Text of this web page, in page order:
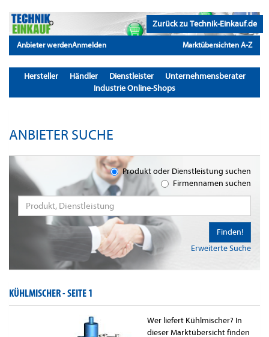
Zurück zu Technik-Einkauf.de
Anbieter werdenAnmelden Marktübersichten A-Z
Hersteller Händler Dienstleister
Unternehmensberater
Industrie Online-Shops
ANBIETER SUCHE
Produkt oder Dienstleistung suchen
Firmennamen suchen
Erweiterte Suche
Finden!
KÜHLMISCHER -SEITE 1
Wer liefert Kühlmischer? In
dieser Marktübersicht finden